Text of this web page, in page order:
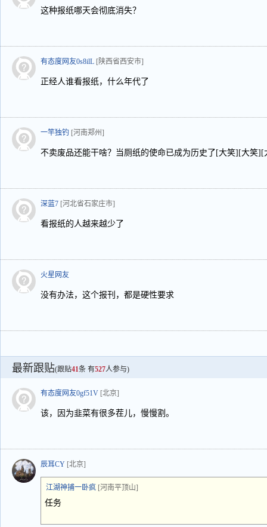
这种报纸哪天会彻底消失？
有态度网友0s8ilL [陕西省西安市]
正经人谁看报纸，什么年代了
一竿独钓 [河南郑州]
不卖废品还能干啥？当厕纸的使命已成为历史了[大笑][大笑][
深蓝7 [河北省石家庄市]
看报纸的人越来越少了
火星网友
没有办法，这个报刊，都是硬性要求
最新跟贴(跟贴41条 有527人参与)
有态度网友0gf51V [北京]
该，因为韭菜有很多茬儿，慢慢割。
辰耳CY [北京]
江湖神捕一卧疯 [河南平顶山]
任务